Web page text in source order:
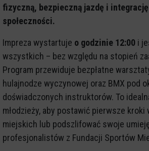
fizyczną, bezpieczną jazdę i
społeczności.
Impreza wystartuje o godzinie 12:00 i
wszystkich – bez względu na stopień
Program przewiduje bezpłatne
hulajnodze wyczynowej oraz BMX pod
doświadczonych instruktorów. To
młodzieży, aby postawić pierwsze kroki
miejskich lub podszlifować swoje
profesjonalistów z Fundacji Sportów